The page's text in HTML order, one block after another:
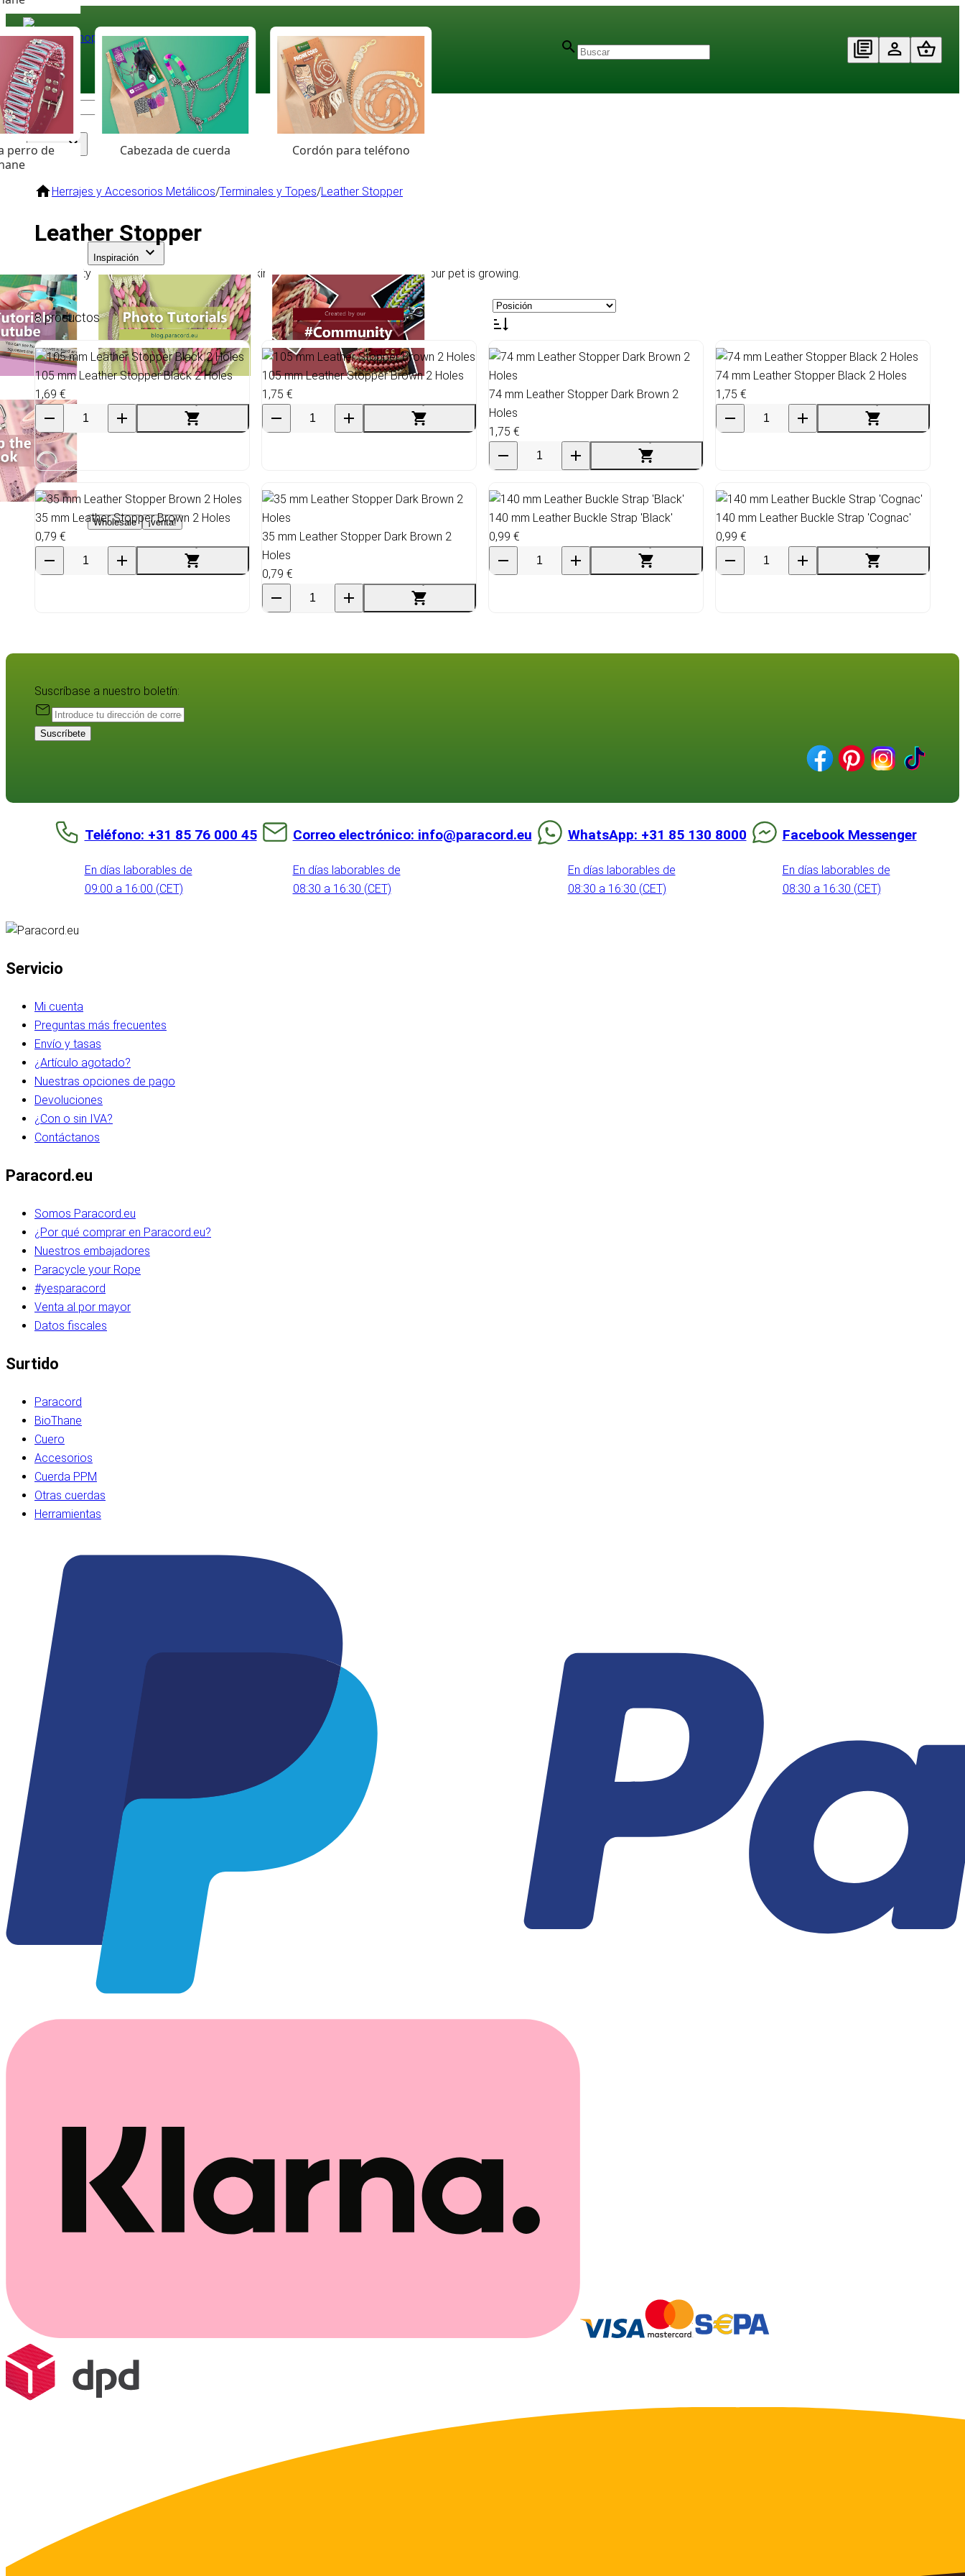
Paracord
Coloured Cord Paradise
Surtido
perro de
Cabezada de cuerda Cordón para teléfono
Inspiración
Wholesale ¡venta!
Herrajes y Accesorios Metálicos/Terminales y Topes/Leather Stopper
Leather Stopper
High quality leather stopper to use as a blocking system and adjustable when your pet is growing.
8 productos
105 mm Leather Stopper Black 2 Holes
1,69 €
105 mm Leather Stopper Brown 2 Holes
1,75 €
74 mm Leather Stopper Dark Brown 2
Holes
1,75 €
74 mm Leather Stopper Black 2 Holes
1,75 €
35 mm Leather Stopper Brown 2 Holes
0,79 €
35 mm Leather Stopper Dark Brown 2
Holes
0,79 €
140 mm Leather Buckle Strap 'Black'
0,99 €
140 mm Leather Buckle Strap 'Cognac'
0,99 €
Suscríbase a nuestro boletín:
Suscríbete
Teléfono: +31 85 76 000 45
En días laborables de
09:00 a 16:00 (CET)
Correo electrónico: info@paracord.eu
En días laborables de
08:30 a 16:30 (CET)
WhatsApp: +31 85 130 8000
En días laborables de
08:30 a 16:30 (CET)
Facebook Messenger
En días laborables de
08:30 a 16:30 (CET)
Servicio
Mi cuenta
Preguntas más frecuentes
Envío y tasas
¿Artículo agotado?
Nuestras opciones de pago
Devoluciones
¿Con o sin IVA?
Contáctanos
Paracord.eu
Somos Paracord.eu
¿Por qué comprar en Paracord.eu?
Nuestros embajadores
Paracycle your Rope
#yesparacord
Venta al por mayor
Datos fiscales
Surtido
Paracord
BioThane
Cuero
Accesorios
Cuerda PPM
Otras cuerdas
Herramientas